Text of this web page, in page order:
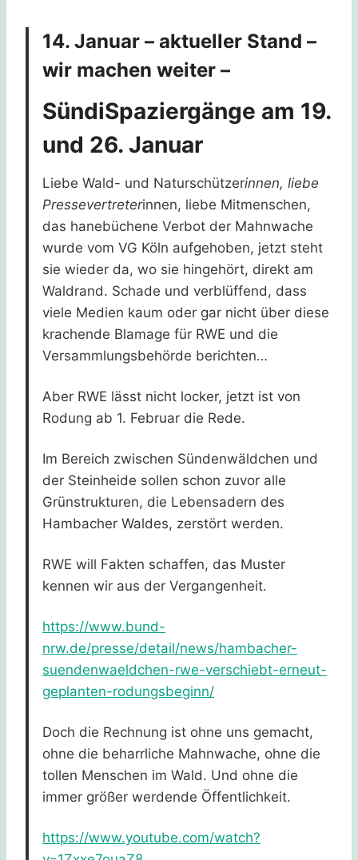
14. Januar – aktueller Stand –
wir machen weiter –
SündiSpaziergänge am 19.
und 26. Januar
Liebe Wald- und Naturschützerinnen, liebe
Pressevertreterinnen, liebe Mitmenschen,
das hanebüchene Verbot der Mahnwache
wurde vom VG Köln aufgehoben, jetzt steht
sie wieder da, wo sie hingehört, direkt am
Waldrand. Schade und verblüffend, dass
viele Medien kaum oder gar nicht über diese
krachende Blamage für RWE und die
Versammlungsbehörde berichten…
Aber RWE lässt nicht locker, jetzt ist von
Rodung ab 1. Februar die Rede.
Im Bereich zwischen Sündenwäldchen und
der Steinheide sollen schon zuvor alle
Grünstrukturen, die Lebensadern des
Hambacher Waldes, zerstört werden.
RWE will Fakten schaffen, das Muster
kennen wir aus der Vergangenheit.
https://www.bund-
nrw.de/presse/detail/news/hambacher-
suendenwaeldchen-rwe-verschiebt-erneut-
geplanten-rodungsbeginn/
Doch die Rechnung ist ohne uns gemacht,
ohne die beharrliche Mahnwache, ohne die
tollen Menschen im Wald. Und ohne die
immer größer werdende Öffentlichkeit.
https://www.youtube.com/watch?